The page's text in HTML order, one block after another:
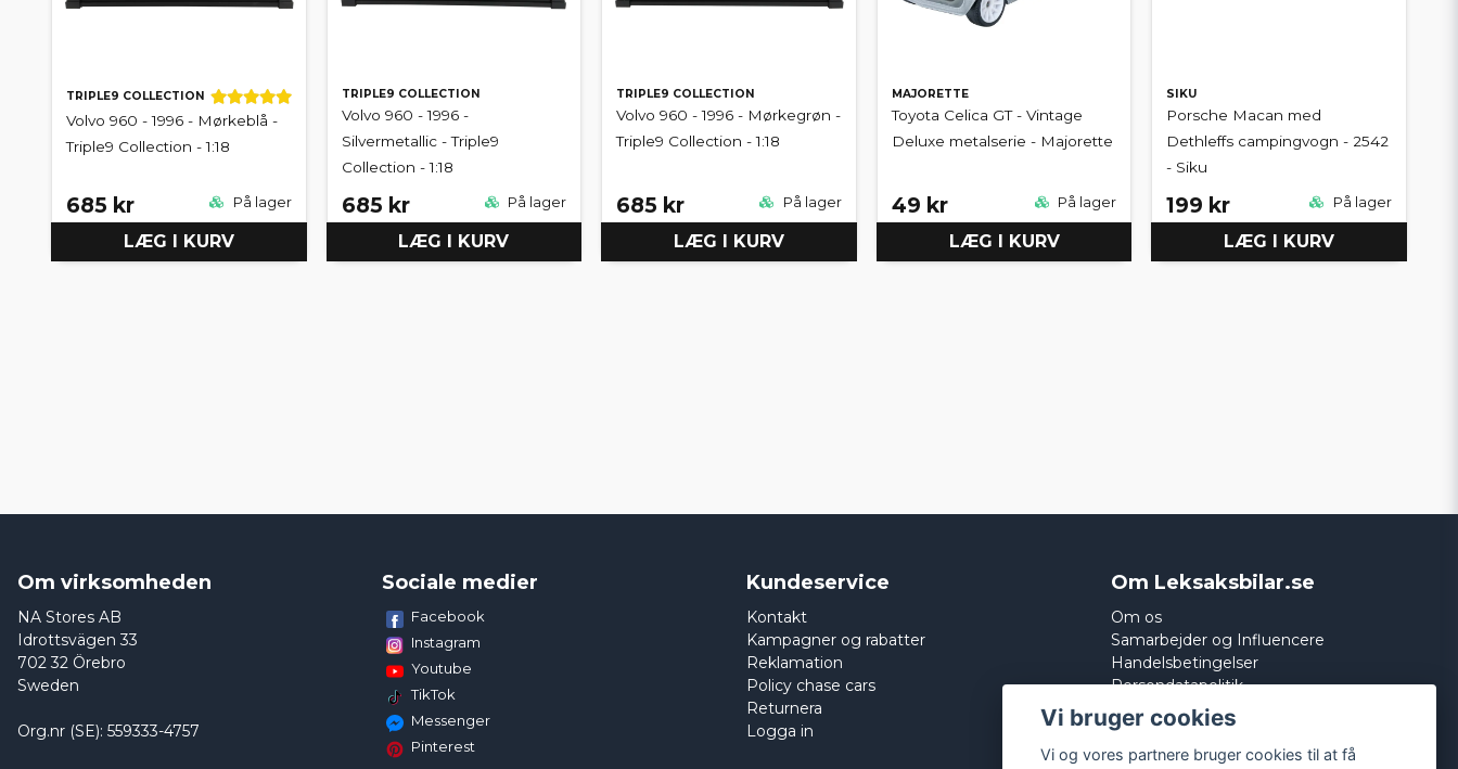
TRIPLE9 COLLECTION
Volvo 960 - 1996 - Mørkeblå -
Triple9 Collection - 1:18
685 kr På lager
LÆG I KURV
TRIPLE9 COLLECTION
Volvo 960 - 1996 -
Silvermetallic - Triple9
Collection - 1:18
685 kr På lager
LÆG I KURV
TRIPLE9 COLLECTION
Volvo 960 - 1996 - Mørkegrøn -
Triple9 Collection - 1:18
685 kr På lager
LÆG I KURV
MAJORETTE
Toyota Celica GT - Vintage
Deluxe metalserie - Majorette
49 kr På lager
LÆG I KURV
SIKU
Porsche Macan med
Dethleffs campingvogn - 2542
- Siku
199 kr På lager
LÆG I KURV
Om virksomheden
NA Stores AB
Idrottsvägen 33
702 32 Örebro
Sweden
Org.nr (SE): 559333-4757
Sociale medier
Facebook
Instagram
Youtube
TikTok
Messenger
Pinterest
Kundeservice
Kontakt
Kampagner og rabatter
Reklamation
Policy chase cars
Returnera
Logga in
Om Leksaksbilar.se
Om os
Samarbejder og Influencere
Handelsbetingelser
Persondatapolitik
Cookies
Vi bruger cookies
Vi og vores partnere bruger cookies til at få